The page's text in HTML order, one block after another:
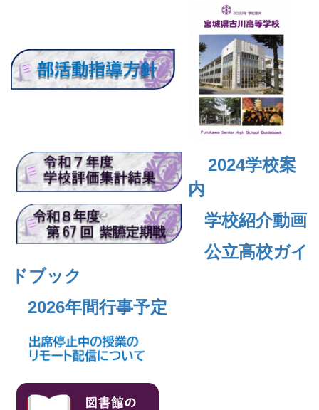
2024学校案
内
学校紹介動画
公立高校ガイ
ドブック
2026年間行事予定